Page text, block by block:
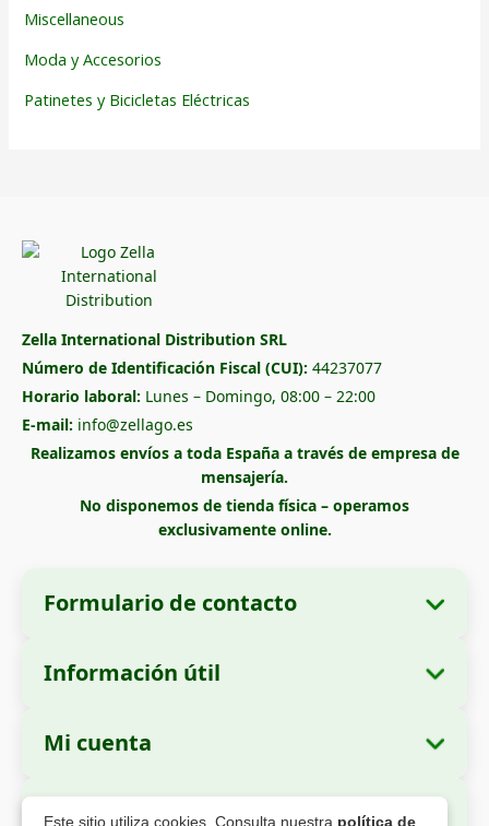
Este sitio utiliza cookies. Consulta nuestra política de
Miscellaneous
Moda y Accesorios
Patinetes y Bicicletas Eléctricas
Zella International Distribution SRL
Número de Identificación Fiscal (CUI): 44237077
Horario laboral: Lunes – Domingo, 08:00 – 22:00
E-mail: info@zellago.es
Realizamos envíos a toda España a través de empresa de
mensajería.
No disponemos de tienda física – operamos
exclusivamente online.
Formulario de contacto
Razón social:
SRL
Domicilio social:Strada Cuza Vodă nr. 97,
Información útil
Cómo realizar un pedido
Métodos de pago
Mi cuenta
Mis pedidos
Pago Seguro